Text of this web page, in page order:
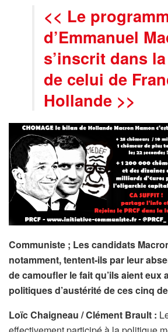
<< Le
d’Emmanuel
s’inscrit dans
de celui de
Hollande >>
Communiste ; Les candidats
notamment, tentent-ils par leur
de camoufler le fait qu’ils aient eux
politiques d’austérité de ces cinq
Loïc Chaigneau / Clément Brault :